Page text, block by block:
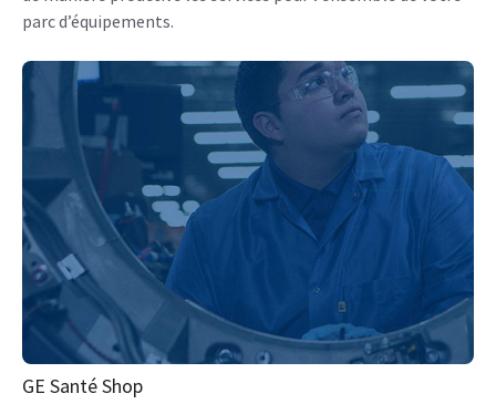
parc d’équipements.
GE Santé Shop